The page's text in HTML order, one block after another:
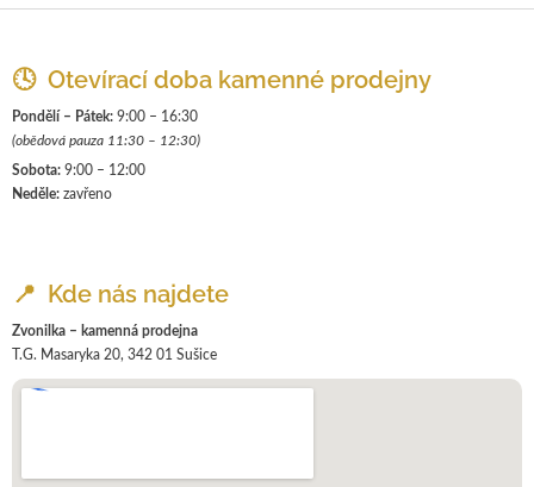
🕓 Otevírací doba kamenné prodejny
Pondělí – Pátek: 9:00 – 16:30
(obědová pauza 11:30 – 12:30)
Sobota: 9:00 – 12:00
Neděle: zavřeno
📍 Kde nás najdete
Zvonilka – kamenná prodejna
T.G. Masaryka 20, 342 01 Sušice